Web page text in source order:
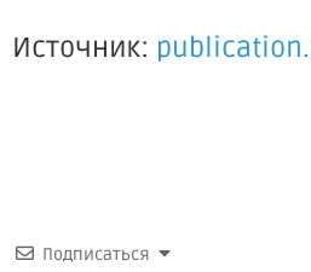
Источник:
Подписаться